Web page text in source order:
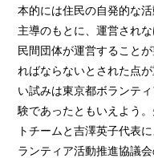
本的には住民の自発的な
主導のもとに、運営され
民間団体が運営すること
ればならないとされた点
い試みは東京都ボランテ
験であったともいえよう
トチームと吉澤英子代表
ランティア活動推進協議